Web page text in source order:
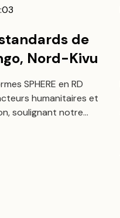
de
Nord-Kivu
SPHERE en RD
humanitaires et
soulignant notre